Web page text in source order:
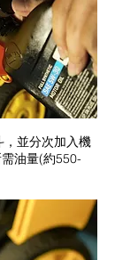
並分次加入機
油量(約550-